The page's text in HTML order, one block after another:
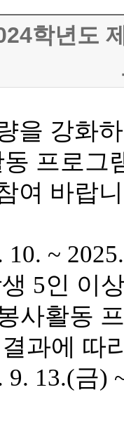
학년도
을 강화
프로그
여 바랍
10. ~
5인 이
사활동
과에 따
9. 13.(금)